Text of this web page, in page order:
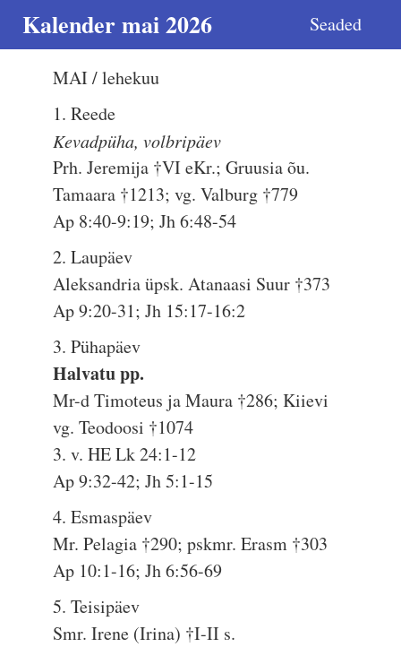
Kalender mai 2026 Seaded
MAI / lehekuu
1. Reede
Kevadpüha, volbripäev
Prh. Jeremija †VI eKr.; Gruusia õu.
Tamaara †1213; vg. Valburg †779
Ap 8:40-9:19; Jh 6:48-54
2. Laupäev
Aleksandria üpsk. Atanaasi Suur †373
Ap 9:20-31; Jh 15:17-16:2
3. Pühapäev
Halvatu pp.
Mr-d Timoteus ja Maura †286; Kiievi
vg. Teodoosi †1074
3. v. HE Lk 24:1-12
Ap 9:32-42; Jh 5:1-15
4. Esmaspäev
Mr. Pelagia †290; pskmr. Erasm †303
Ap 10:1-16; Jh 6:56-69
5. Teisipäev
Smr. Irene (Irina) †I-II s.